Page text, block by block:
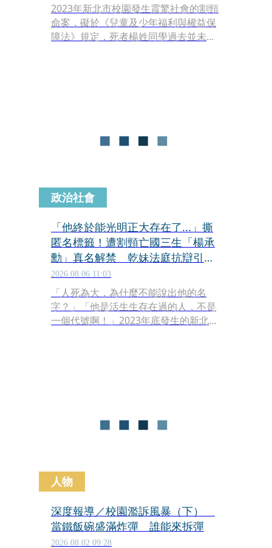
2023年新北市校園發生震驚社會的割頸
命案，礙於《兒童及少年福利與權益保
障法》規定，死者楊姓同學過去並未揭
的意志，他那麼喜歡幫助別人，我也來
幫助一些人。」
政治社會
「他終於能光明正大存在了...」撕
匿名標籤！遭割頸亡國三生「楊承
勳」真名解禁 乾妹法庭抗辯引眾
怒
2026.08.06 11:03
「人死為大，為什麼不能說出他的名
字？」「他是活生生存在過的人，不是
一個代號啊！」2023年底發生的新北市
人物
深度報導／校園濫訴風暴（下）
當鐵飯碗盛滿炸彈 誰能來拆彈
2026.08.02 09:28